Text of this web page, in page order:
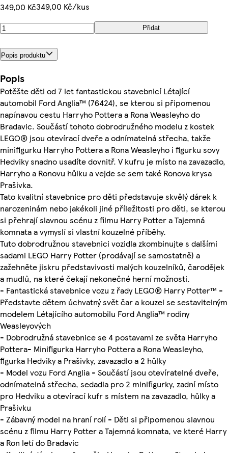
349,00 Kč349,00 Kč/kus
Přidat
Popis produktu
Popis
Potěšte děti od 7 let fantastickou stavebnicí Létající
automobil Ford Anglia™ (76424), se kterou si připomenou
napínavou cestu Harryho Pottera a Rona Weasleyho do
Bradavic. Součástí tohoto dobrodružného modelu z kostek
LEGO® jsou otevírací dveře a odnímatelná střecha, takže
minifigurku Harryho Pottera a Rona Weasleyho i figurku sovy
Hedviky snadno usadíte dovnitř. V kufru je místo na zavazadlo,
Harryho a Ronovu hůlku a vejde se sem také Ronova krysa
Prašivka.
Tato kvalitní stavebnice pro děti představuje skvělý dárek k
narozeninám nebo jakékoli jiné příležitosti pro děti, se kterou
si přehrají slavnou scénu z filmu Harry Potter a Tajemná
komnata a vymyslí si vlastní kouzelné příběhy.
Tuto dobrodružnou stavebnici vozidla zkombinujte s dalšími
sadami LEGO Harry Potter (prodávají se samostatně) a
zažehněte jiskru představivosti malých kouzelníků, čarodějek
a mudlů, na které čekají nekonečné herní možnosti.
- Fantastická stavebnice vozu z řady LEGO® Harry Potter™ -
Představte dětem úchvatný svět čar a kouzel se sestavitelným
modelem Létajícího automobilu Ford Anglia™ rodiny
Weasleyových
- Dobrodružná stavebnice se 4 postavami ze světa Harryho
Pottera- Minifigurka Harryho Pottera a Rona Weasleyho,
figurka Hedviky a Prašivky, zavazadlo a 2 hůlky
- Model vozu Ford Anglia - Součástí jsou otevíratelné dveře,
odnímatelná střecha, sedadla pro 2 minifigurky, zadní místo
pro Hedviku a otevírací kufr s místem na zavazadlo, hůlky a
Prašivku
- Zábavný model na hraní rolí - Děti si připomenou slavnou
scénu z filmu Harry Potter a Tajemná komnata, ve které Harry
a Ron letí do Bradavic